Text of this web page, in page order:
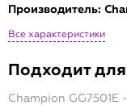
Производитель:
Все характеристики
Подходит
Champion GG7501E